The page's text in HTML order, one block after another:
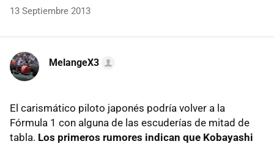
13 Septiembre 2013
MelangeX3
El carismático piloto japonés podría volver a la
Fórmula 1 con alguna de las escuderías de mitad de
tabla. Los primeros rumores indican que Kobayashi